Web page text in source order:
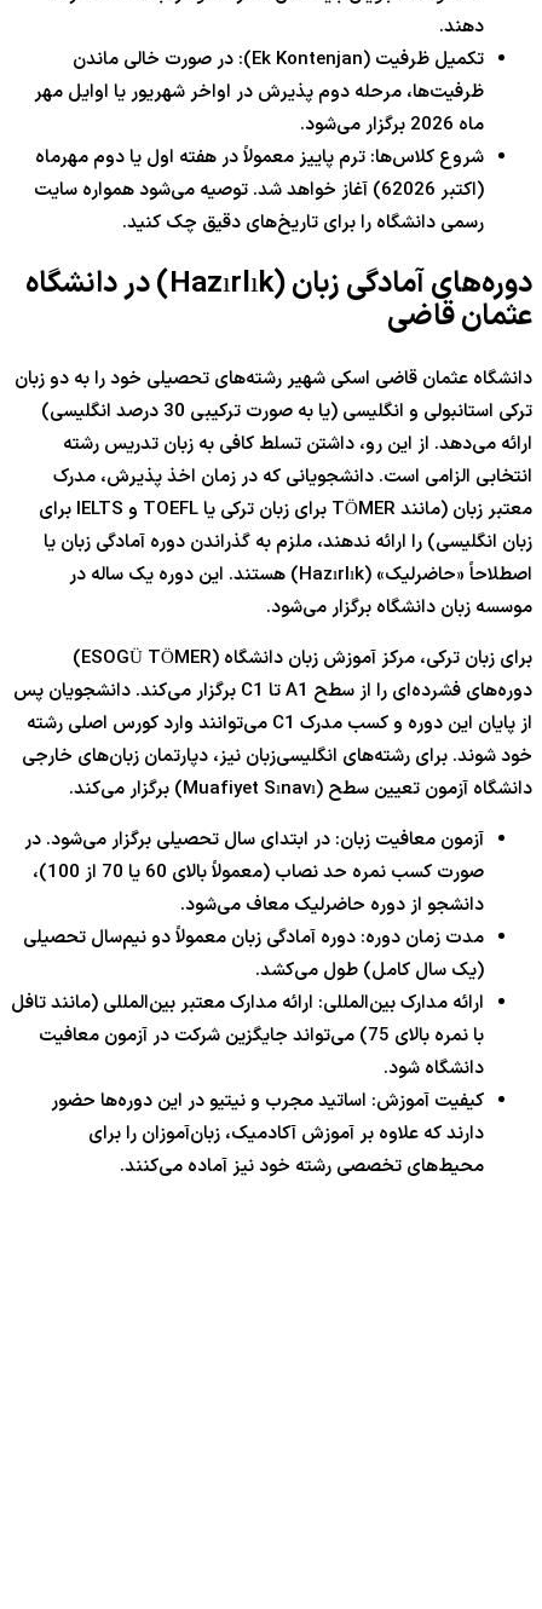
دهند.
تکمیل ظرفیت (Ek Kontenjan): در صورت خالی ماندن
ظرفیت‌ها، مرحله دوم پذیرش در اواخر شهریور یا اوایل مهر
ماه 2026 برگزار می‌شود.
شروع کلاس‌ها: ترم پاییز معمولاً در هفته اول یا دوم مهرماه
(اکتبر
62026 ) آغاز خواهد شد. توصیه می‌شود همواره سایت
رسمی دانشگاه را برای تاریخ‌های دقیق چک کنید.
دوره‌های آمادگی زبان (Hazırlık) در دانشگاه
عثمان قاضی
دانشگاه عثمان قاضی اسکی شهیر رشته‌های تحصیلی خود را به دو زبان
ترکی استانبولی و انگلیسی (یا به صورت ترکیبی 30 درصد انگلیسی)
ارائه می‌دهد. از این رو، داشتن تسلط کافی به زبان تدریس رشته
انتخابی الزامی است. دانشجویانی که در زمان اخذ پذیرش، مدرک
معتبر زبان (مانند TÖMER برای زبان ترکی یا TOEFL و IELTS برای
زبان انگلیسی) را ارائه ندهند، ملزم به گذراندن دوره آمادگی زبان یا
اصطلاحاً «حاضرلیک» (Hazırlık) هستند. این دوره یک ساله در
موسسه زبان دانشگاه برگزار می‌شود.
برای زبان ترکی، مرکز آموزش زبان دانشگاه (ESOGÜ TÖMER)
دوره‌های فشرده‌ای را از سطح A1 تا C1 برگزار می‌کند. دانشجویان پس
از پایان این دوره و کسب مدرک C1 می‌توانند وارد کورس اصلی رشته
خود شوند. برای رشته‌های انگلیسی‌زبان نیز، دپارتمان زبان‌های خارجی
دانشگاه آزمون تعیین سطح (Muafiyet Sınavı) برگزار می‌کند.
آزمون معافیت زبان: در ابتدای سال تحصیلی برگزار می‌شود. در
صورت کسب نمره حد نصاب (معمولاً بالای 60 یا 70 از 100)،
دانشجو از دوره حاضرلیک معاف می‌شود.
مدت زمان دوره: دوره آمادگی زبان معمولاً دو نیم‌سال تحصیلی
(یک سال کامل) طول می‌کشد.
ارائه مدارک بین‌المللی: ارائه مدارک معتبر بین‌المللی (مانند تافل
با نمره بالای 7 5 ) می‌تواند جایگزین شرکت در آزمون معافیت
دانشگاه شود.
کیفیت آموزش: اساتید مجرب و نیتیو در این دوره‌ها حضور
دارند که علاوه بر آموزش آکادمیک، زبان‌آموزان را برای
محیط‌های تخصصی رشته خود نیز آماده می‌کنند.